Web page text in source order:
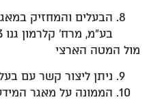
הבעלים והמחזיק
בע"מ, מרח' קלרמון גנו 13, ירושלים
מול המטה הארצי
ניתן ליצור קשר עם בעלי
הממונה על מאגר